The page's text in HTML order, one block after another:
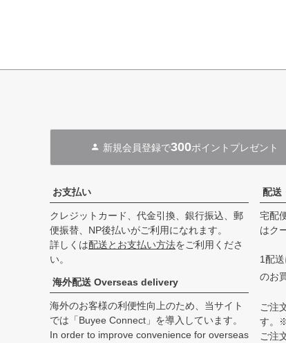
新規会員登録で300ポイントプレゼント
お支払い
クレジットカード、代金引換、銀行振込、郵
便振替、NP後払いがご利用になれます。
詳しくは配送とお支払い方法をご利用くださ
い。
海外配送 Overseas delivery
海外のお客様の利便性向上のため、当サイト
では「Buyee Connect」を導入しています。
In order to improve convenience for overseas
配送
宅配
はク
1配
のお
ご注
す。
ご注